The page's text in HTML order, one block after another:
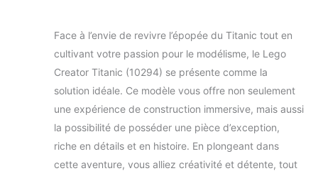
Face à l’envie de revivre l’épopée du Titanic tout en
cultivant votre passion pour le modélisme, le Lego
Creator Titanic (10294) se présente comme la
solution idéale. Ce modèle vous offre non seulement
une expérience de construction immersive, mais aussi
la possibilité de posséder une pièce d’exception,
riche en détails et en histoire. En plongeant dans
cette aventure, vous alliez créativité et détente, tout